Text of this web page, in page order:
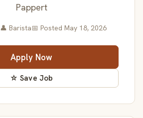
Pappert
👤 Barista📅 Posted May 18, 2026
Apply Now
☆ Save Job